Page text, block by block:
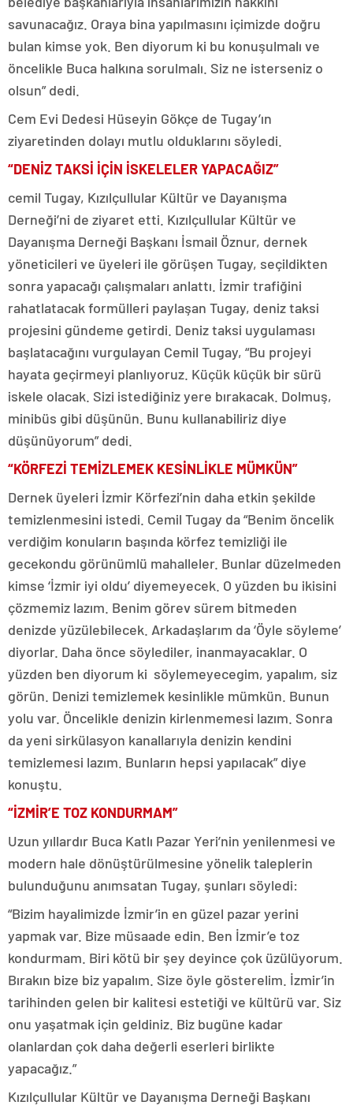
savunacağız. Oraya bina yapılmasını içimizde doğru
bulan kimse yok. Ben diyorum ki bu konuşulmalı ve
öncelikle Buca halkına sorulmalı. Siz ne isterseniz o
olsun” dedi.
Cem Evi Dedesi Hüseyin Gökçe de Tugay’ın
ziyaretinden dolayı mutlu olduklarını söyledi.
“DENİZ TAKSİ İÇİN İSKELELER YAPACAĞIZ”
cemil Tugay, Kızılçullular Kültür ve Dayanışma
Derneği’ni de ziyaret etti. Kızılçullular Kültür ve
Dayanışma Derneği Başkanı İsmail Öznur, dernek
yöneticileri ve üyeleri ile görüşen Tugay, seçildikten
sonra yapacağı çalışmaları anlattı. İzmir trafiğini
rahatlatacak formülleri paylaşan Tugay, deniz taksi
projesini gündeme getirdi. Deniz taksi uygulaması
başlatacağını vurgulayan Cemil Tugay, “Bu projeyi
hayata geçirmeyi planlıyoruz. Küçük küçük bir sürü
iskele olacak. Sizi istediğiniz yere bırakacak. Dolmuş,
minibüs gibi düşünün. Bunu kullanabiliriz diye
düşünüyorum” dedi.
“KÖRFEZİ TEMİZLEMEK KESİNLİKLE MÜMKÜN”
Dernek üyeleri İzmir Körfezi’nin daha etkin şekilde
temizlenmesini istedi. Cemil Tugay da “Benim öncelik
verdiğim konuların başında körfez temizliği ile
gecekondu görünümlü mahalleler. Bunlar düzelmeden
kimse ‘İzmir iyi oldu’ diyemeyecek. O yüzden bu ikisini
çözmemiz lazım. Benim görev sürem bitmeden
denizde yüzülebilecek. Arkadaşlarım da ‘Öyle söyleme’
diyorlar. Daha önce söylediler, inanmayacaklar. O
yüzden ben diyorum ki söylemeyecegim, yapalım, siz
görün. Denizi temizlemek kesinlikle mümkün. Bunun
yolu var. Öncelikle denizin kirlenmemesi lazım. Sonra
da yeni sirkülasyon kanallarıyla denizin kendini
temizlemesi lazım. Bunların hepsi yapılacak” diye
konuştu.
“İZMİR’E TOZ KONDURMAM”
Uzun yıllardır Buca Katlı Pazar Yeri’nin yenilenmesi ve
modern hale dönüştürülmesine yönelik taleplerin
bulunduğunu anımsatan Tugay, şunları söyledi:
“Bizim hayalimizde İzmir’in en güzel pazar yerini
yapmak var. Bize müsaade edin. Ben İzmir’e toz
kondurmam. Biri kötü bir şey deyince çok üzülüyorum.
Bırakın bize biz yapalım. Size öyle gösterelim. İzmir’in
tarihinden gelen bir kalitesi estetiği ve kültürü var. Siz
onu yaşatmak için geldiniz. Biz bugüne kadar
olanlardan çok daha değerli eserleri birlikte
yapacağız.”
Kızılçullular Kültür ve Dayanışma Derneği Başkanı